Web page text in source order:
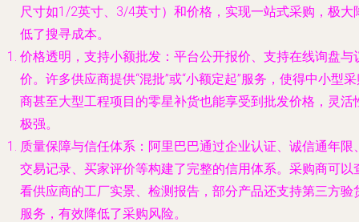
尺寸如1/2英寸、3/4英寸）和价格，实现一站式采购，极大
低了搜寻成本。
价格透明，支持小额批发 ：平台公开报价、支持在线询盘与
价。许多供应商提供“混批”或“小额定起”服务，使得中小型
商甚至大型工程项目的零星补货也能享受到批发价格，灵活
极强。
质量保障与信任体系 ：阿里巴巴通过企业认证、诚信通年限
交易记录、买家评价等构建了完整的信用体系。采购商可以
看供应商的工厂实景、检测报告，部分产品还支持第三方验
服务，有效降低了采购风险。